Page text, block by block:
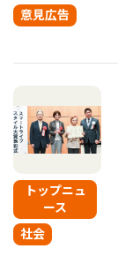
意見広告
トップニュ
ース
社会